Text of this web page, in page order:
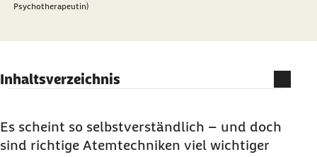
Psychotherapeutin)
Inhaltsverzeichnis
verlängern
Die Folgen falscher Atmung auf die Gesundheit
Es scheint so selbstverständlich – und doch
sind richtige Atemtechniken viel wichtiger